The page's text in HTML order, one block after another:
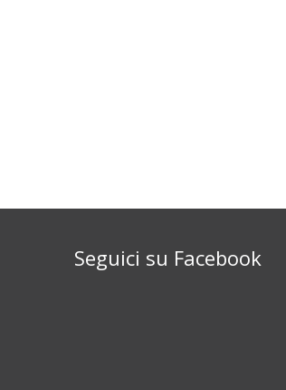
Seguici su Facebook